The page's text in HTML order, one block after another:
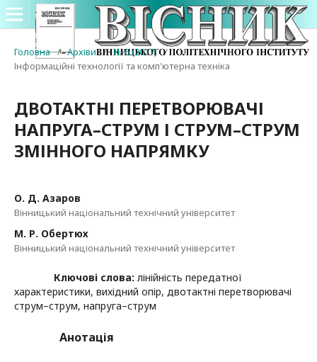
Головна / Архіви / № 6 (2017) /
Інформаційні технології та комп'ютерна техніка
ДВОТАКТНІ ПЕРЕТВОРЮВАЧІ
НАПРУГА–СТРУМ І СТРУМ–СТРУМ
ЗМІННОГО НАПРЯМКУ
О. Д. Азаров
Вінницький національний технічний університет
М. Р. Обертюх
Вінницький національний технічний університет
Ключові слова: лінійність передатної
характеристики, вихідний опір, двотактні перетворювачі
струм–струм, напруга–струм
Анотація